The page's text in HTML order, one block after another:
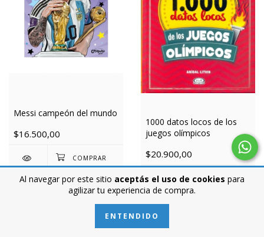
Al navegar por este sitio aceptás el uso de cookies para
agilizar tu experiencia de compra.
ENTENDIDO
Messi campeón del mundo
$16.500,00
1000 datos locos de los
juegos olímpicos
$20.900,00